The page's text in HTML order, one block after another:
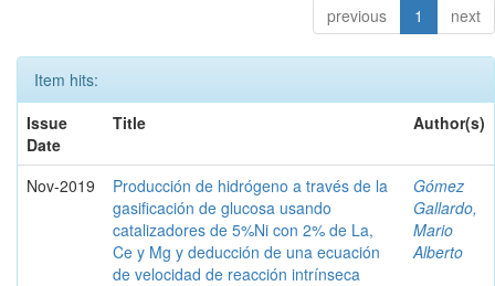
previous 1 next
Item hits:
Issue
Date
Title Author(s)
Nov-2019
Producción de hidrógeno a través de la
gasificación de glucosa usando
catalizadores de 5%Ni con 2% de La,
Ce y Mg y deducción de una ecuación
de velocidad de reacción intrínseca
Gómez
Gallardo,
Mario
Alberto